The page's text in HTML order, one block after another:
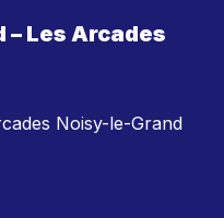
Les Arcades
Noisy-le-Grand